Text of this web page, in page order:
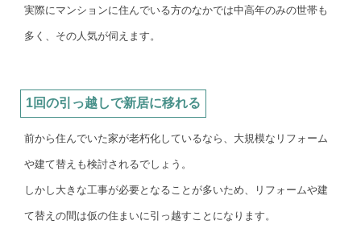
実際にマンションに住んでいる方のなかでは中高年のみの世帯も
多く、その人気が伺えます。
1回の引っ越しで新居に移れる
前から住んでいた家が老朽化しているなら、大規模なリフォーム
や建て替えも検討されるでしょう。
しかし大きな工事が必要となることが多いため、リフォームや建
て替えの間は仮の住まいに引っ越すことになります。